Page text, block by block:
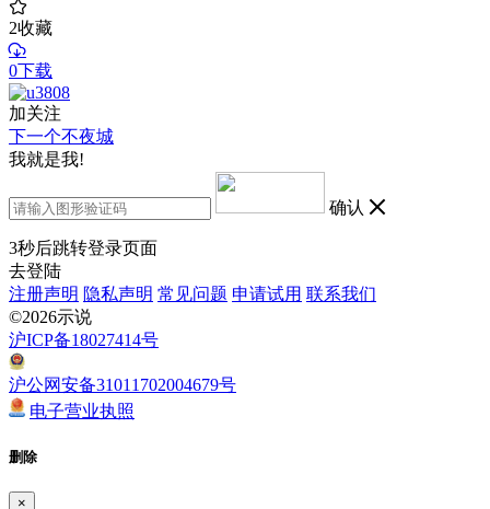
2收藏
0下载
加关注
下一个不夜城
我就是我!
确认
3秒后跳转登录页面
去登陆
注册声明 隐私声明 常见问题 申请试用 联系我们
©2026示说
沪ICP备18027414号
沪公网安备31011702004679号
电子营业执照
删除
×